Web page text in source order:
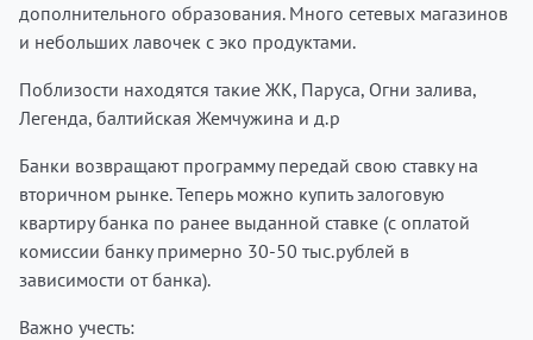
дополнительного образования. Много сетевых магазинов
и небольших лавочек с эко продуктами.
Поблизости находятся такие ЖК, Паруса, Огни залива,
Легенда, балтийская Жемчужина и д.р
Банки возвращают программу передай свою ставку на
вторичном рынке.Теперь можно купить залоговую
квартиру банка по ранее выданной ставке (с оплатой
комиссии банку примерно 30-50 тыс.рублей в
зависимости от банка).
Важно учесть: